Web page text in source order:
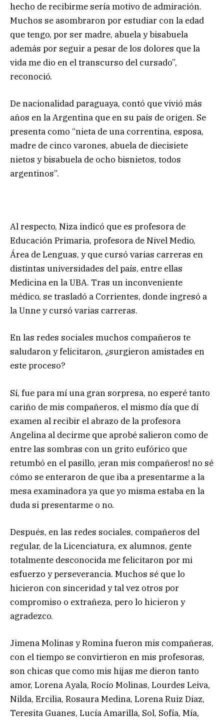
hecho de recibirme sería motivo de admiración.
Muchos se asombraron por estudiar con la edad
que tengo, por ser madre, abuela y bisabuela
además por seguir a pesar de los dolores que la
vida me dio en el transcurso del cursado”,
reconoció.
De nacionalidad paraguaya, contó que vivió más
años en la Argentina que en su país de origen. Se
presenta como “nieta de una correntina, esposa,
madre de cinco varones, abuela de diecisiete
nietos y bisabuela de ocho bisnietos, todos
argentinos”.
Al respecto, Niza indicó que es profesora de
Educación Primaria, profesora de Nivel Medio,
Área de Lenguas, y que cursó varias carreras en
distintas universidades del país, entre ellas
Medicina en la UBA. Tras un inconveniente
médico, se trasladó a Corrientes, donde ingresó a
la Unne y cursó varias carreras.
En las redes sociales muchos compañeros te
saludaron y felicitaron, ¿surgieron amistades en
este proceso?
Sí, fue para mí una gran sorpresa, no esperé tanto
cariño de mis compañeros, el mismo día que dí
examen al recibir el abrazo de la profesora
Angelina al decirme que aprobé salieron como de
entre las sombras con un grito eufórico que
retumbó en el pasillo, ¡eran mis compañeros! no sé
cómo se enteraron de que iba a presentarme a la
mesa examinadora ya que yo misma estaba en la
duda si presentarme o no.
Después, en las redes sociales, compañeros del
regular, de la Licenciatura, ex alumnos, gente
totalmente desconocida me felicitaron por mi
esfuerzo y perseverancia. Muchos sé que lo
hicieron con sinceridad y tal vez otros por
compromiso o extrañeza, pero lo hicieron y
agradezco.
Jimena Molinas y Romina fueron mis compañeras,
con el tiempo se convirtieron en mis profesoras,
son chicas que como mis hijas me dieron tanto
amor, Lorena Ayala, Rocío Molinas, Lourdes Leiva,
Nilda, Ercilia, Rosaura Medina, Lorena Ruiz Diaz,
Teresita Guanes, Lucía Amarilla, Sol, Sofía, Mía,